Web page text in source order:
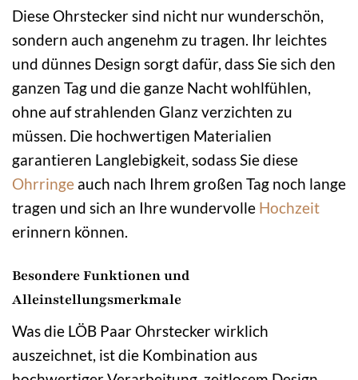
Diese Ohrstecker sind nicht nur wunderschön,
sondern auch angenehm zu tragen. Ihr leichtes
und dünnes Design sorgt dafür, dass Sie sich den
ganzen Tag und die ganze Nacht wohlfühlen,
ohne auf strahlenden Glanz verzichten zu
müssen. Die hochwertigen Materialien
garantieren Langlebigkeit, sodass Sie diese
Ohrringe auch nach Ihrem großen Tag noch lange
tragen und sich an Ihre wundervolle Hochzeit
erinnern können.
Besondere Funktionen und
Alleinstellungsmerkmale
Was die LÖB Paar Ohrstecker wirklich
auszeichnet, ist die Kombination aus